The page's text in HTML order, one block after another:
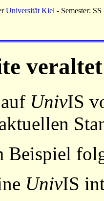
Universität Kiel - Semester: SS
veraltet
UnivIS
Beispiel
UnivIS